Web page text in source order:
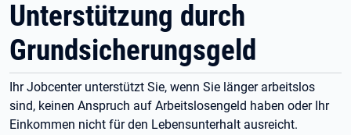
Unterstützung durch
Grundsicherungsgeld
Ihr Jobcenter unterstützt Sie, wenn Sie länger arbeitslos
sind, keinen Anspruch auf Arbeitslosengeld haben oder Ihr
Einkommen nicht für den Lebensunterhalt ausreicht.